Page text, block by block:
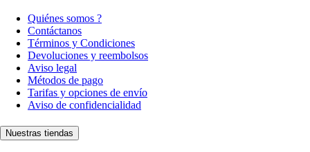
Quiénes somos ?
Contáctanos
Términos y Condiciones
Devoluciones y reembolsos
Aviso legal
Métodos de pago
Tarifas y opciones de envío
Aviso de confidencialidad
Nuestras tiendas